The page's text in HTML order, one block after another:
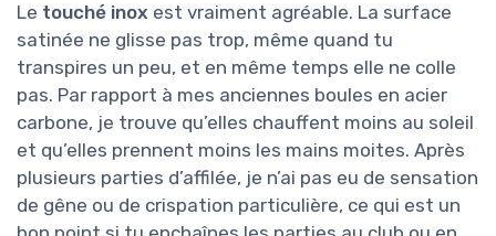
Le touché inox est vraiment agréable. La surface
satinée ne glisse pas trop, même quand tu
transpires un peu, et en même temps elle ne colle
pas. Par rapport à mes anciennes boules en acier
carbone, je trouve qu’elles chauffent moins au soleil
et qu’elles prennent moins les mains moites. Après
plusieurs parties d’affilée, je n’ai pas eu de sensation
de gêne ou de crispation particulière, ce qui est un